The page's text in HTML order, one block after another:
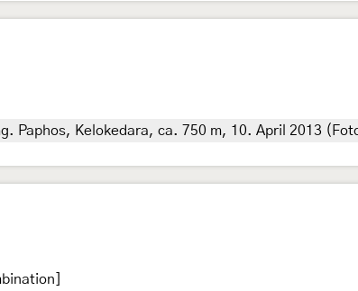
Paphos, Kelokedara, ca. 750 m, 10. April 2013